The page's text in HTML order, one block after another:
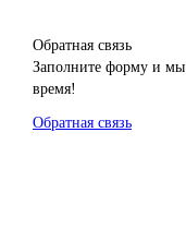
Обратная связь
Заполните форму и
время!
Обратная связь